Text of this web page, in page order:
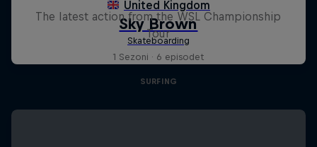
The latest action from the WSL Championship
Tour
1 Sezoni · 6 episodet
SURFING